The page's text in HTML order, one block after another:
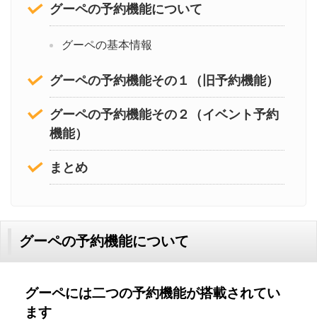
グーペの予約機能について
グーペの基本情報
グーペの予約機能その１（旧予約機能）
グーペの予約機能その２（イベント予約
機能）
まとめ
グーペの予約機能について
グーペには二つの予約機能が搭載されてい
ます